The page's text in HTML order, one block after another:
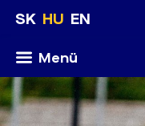
SK HU EN
Menü